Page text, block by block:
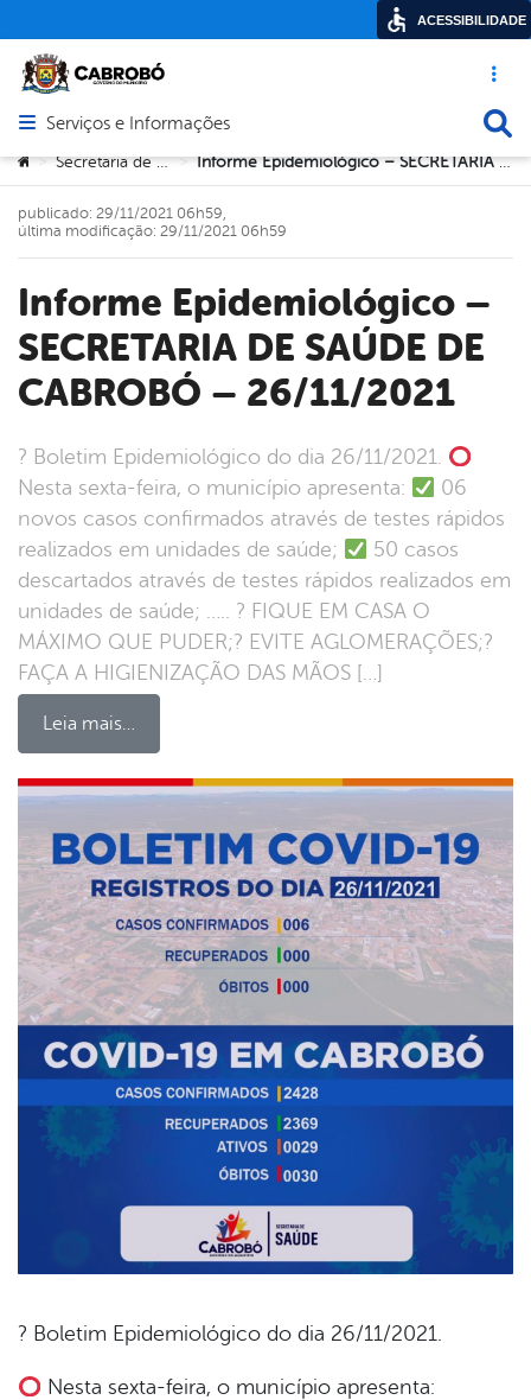
Acesso
Abrir menu principal de navegação
Serviços e Informações
Você está aqui:
> Secretaria de Saúde > Informe Epidemiológico – SECRETARIA DE SAÚDE DE CABROBÓ – 26/11/2021
Informe Epidemiológico –
SECRETARIA DE SAÚDE DE
CABROBÓ – 26/11/2021
? Boletim Epidemiológico do dia 26/11/2021.
Nesta sexta-feira, o município apresenta:
06
novos casos confirmados através de testes rápidos
realizados em unidades de saúde;
50 casos
descartados através de testes rápidos realizados em
unidades de saúde; ….. ? FIQUE EM CASA O
MÁXIMO QUE PUDER;? EVITE AGLOMERAÇÕES;?
FAÇA A HIGIENIZAÇÃO DAS MÃOS […]
Leia mais…
publicado: 29/11/2021 06h59,
última modificação: 29/11/2021 06h59
? Boletim Epidemiológico do dia 26/11/2021.
Nesta sexta-feira, o município apresenta:
ACESSIBILIDADE